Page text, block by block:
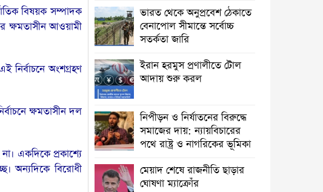
বিষয়ক সম্পাদক
ক্ষমতাসীন আওয়ামী
নির্বাচনে অংশগ্রহণ
ক্ষমতাসীন দল
একদিকে প্রকাশ্যে
অন্যদিকে বিরোধী
ভারত থেকে অনুপ্রবেশ ঠেকাতে
বেনাপোল সীমান্তে সর্বোচ্চ
সতর্কতা জারি
ইরান হরমুস প্রণালীতে টোল
আদায় শুরু করল
নিপীড়ন ও নির্যাতনের বিরুদ্ধে
সমাজের দায়: ন্যায়বিচারের
পথে রাষ্ট্র ও নাগরিকের ভূমিকা
মেয়াদ শেষে রাজনীতি ছাড়ার
ঘোষণা ম্যাক্রোঁর